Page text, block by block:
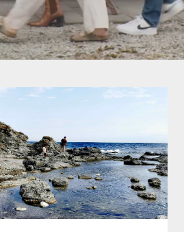
världsarv
gotländska
Ön